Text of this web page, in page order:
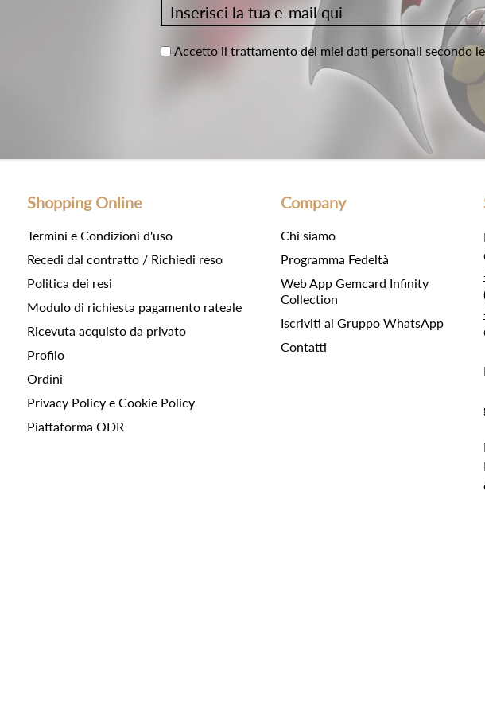
Accetto il trattamento dei miei dati personali secondo
Shopping Online
Termini e Condizioni d'uso
Recedi dal contratto / Richiedi reso
Politica dei resi
Modulo di richiesta pagamento rateale
Ricevuta acquisto da privato
Profilo
Ordini
Privacy Policy e Cookie Policy
Piattaforma ODR
Company
Chi siamo
Programma Fedeltà
Web App Gemcard Infinity
Collection
Iscriviti al Gruppo WhatsApp
Contatti